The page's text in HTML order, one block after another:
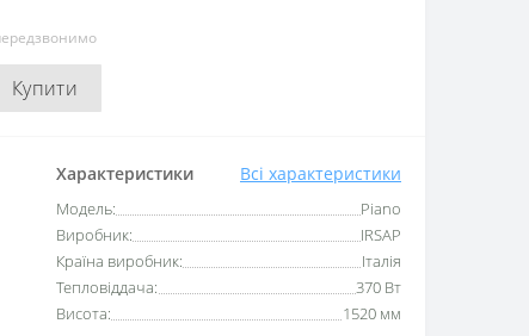
Купити
Характеристики Всі характеристики
Модель:
Piano
Виробник:
IRSAP
Країна виробник:
Італія
Тепловіддача:
370 Вт
Висота:
1520 мм